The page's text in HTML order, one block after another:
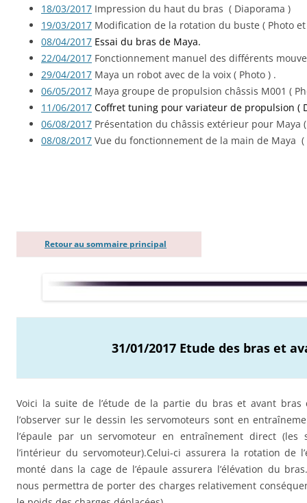
18/03/2017 Impression du haut du bras ( Diaporama )
19/03/2017 Modification de la rotation du buste ( Photo
08/04/2017 Essai du bras de Maya.
22/04/2017 Fonctionnement manuel des différents
29/04/2017 Maya un robot avec de la voix ( Photo ) .
06/05/2017 Maya groupe de propulsion châssis M001 (
11/06/2017 Coffret tuning pour variateur de propulsion (
06/08/2017 Présentation du châssis extérieur pour Maya
08/08/2017 Vue du fonctionnement de la main de Maya (
Retour au sommaire principal
31/01/2017 Etude des bras et
Voici la suite de l’étude de la partie du bras et avant bras
l’observer sur le dessin les servomoteurs sont en
l’épaule par un servomoteur en entraînement direct (les
l’intérieur du servomoteur).Celui-ci assurera la rotation de
monté dans la cage de l’épaule assurera l’élévation du
nous permettra de porter des charges relativement